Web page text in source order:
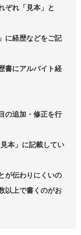
ぞれ「見本」と
に経歴などをご記
書にアルバイト経
の追加・修正を行
本」に記載してい
が伝わりにくいの
以上で書くのがお